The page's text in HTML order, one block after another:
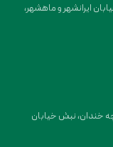
ایرانشهر و ماهشهر،
خندان، نبش خیابان